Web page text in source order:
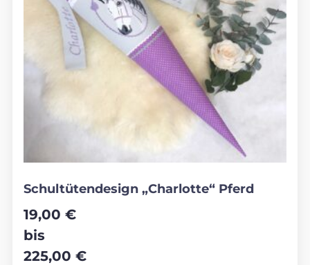
Schultütendesign „Charlotte“ Pferd
19,00 €
bis
225,00 €